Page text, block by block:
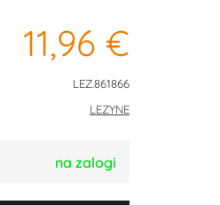
11,96 €
LEZ.861866
LEZYNE
na zalogi